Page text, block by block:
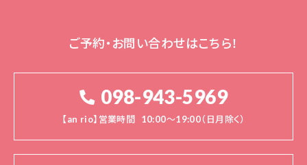
ご予約・お問い合わせはこちら！
098-943-5969
【an rio】営業時間 10:00～19:00（日月除く）